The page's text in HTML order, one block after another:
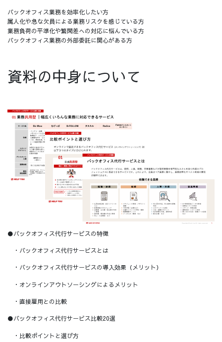
バックオフィス業務を効率化したい方
属人化や急な欠員による業務リスクを感じている方
業務負荷の平準化や繁閑差への対応に悩んでいる方
バックオフィス業務の外部委託に関心がある方
資料の中身について
●バックオフィス代行サービスの特徴
・バックオフィス代行サービスとは
・バックオフィス代行サービスの導入効果（メリット）
・オンラインアウトソーシングによるメリット
・直接雇用との比較
●バックオフィス代行サービス比較20選
・比較ポイントと選び方